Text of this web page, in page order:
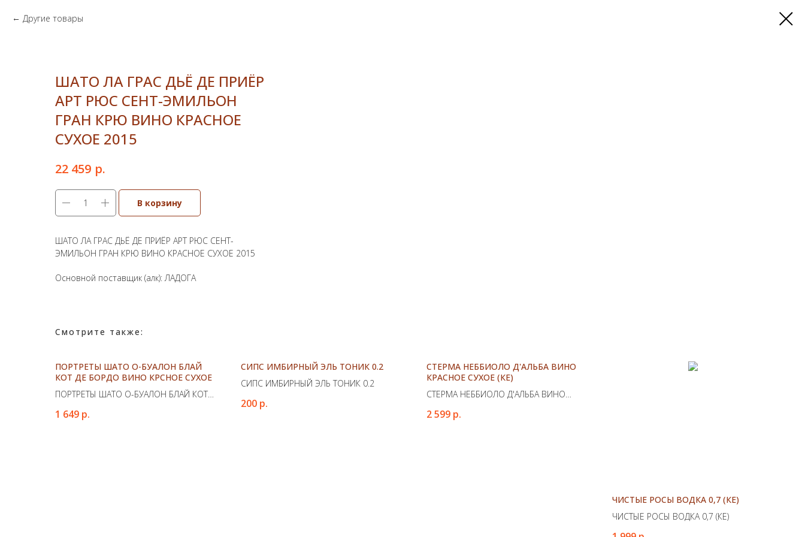
Другие товары
ШАТО ЛА ГРАС ДЬЁ ДЕ ПРИЁР
АРТ РЮС СЕНТ-ЭМИЛЬОН
ГРАН КРЮ ВИНО КРАСНОЕ
СУХОЕ 2015
22 459 р.
В корзину
ШАТО ЛА ГРАС ДЬЁ ДЕ ПРИЁР АРТ РЮС СЕНТ-
ЭМИЛЬОН ГРАН КРЮ ВИНО КРАСНОЕ СУХОЕ 2015
Основной поставщик (алк): ЛАДОГА
Смотрите также:
ПОРТРЕТЫ ШАТО О-БУАЛОН БЛАЙ
КОТ ДЕ БОРДО ВИНО КРСНОЕ СУХОЕ
ПОРТРЕТЫ ШАТО О-БУАЛОН БЛАЙ КОТ
1 649 р.
СИПС ИМБИРНЫЙ ЭЛЬ ТОНИК 0.2
СИПС ИМБИРНЫЙ ЭЛЬ ТОНИК 0.2
200 р.
СТЕРМА НЕББИОЛО Д'АЛЬБА ВИНО
КРАСНОЕ СУХОЕ (КЕ)
СТЕРМА НЕББИОЛО Д'АЛЬБА ВИНО
2 599 р.
ЧИСТЫЕ РОСЫ ВОДКА 0,7 (КЕ)
ЧИСТЫЕ РОСЫ ВОДКА 0,7 (КЕ)